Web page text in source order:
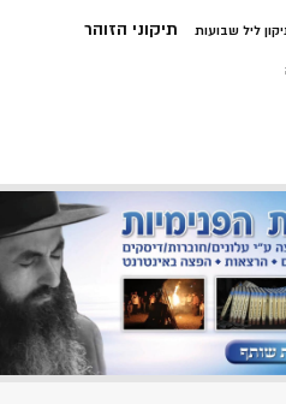
ליל שבועות תיקוני הזוהר